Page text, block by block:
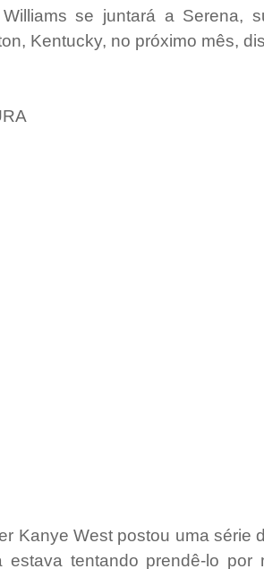
se juntará a Serena,
Kentucky, no próximo mês,
Kanye West postou uma série
estava tentando prendê-lo por